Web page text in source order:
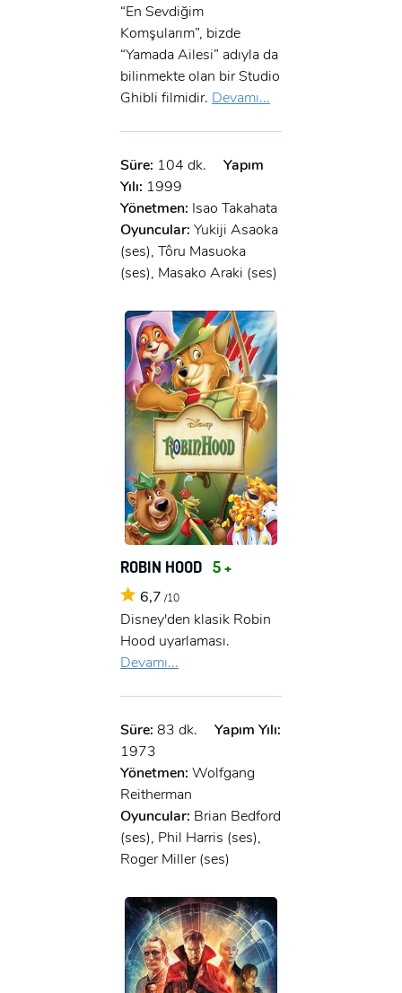
“En Sevdiğim
Komşularım”, bizde
“Yamada Ailesi” adıyla da
bilinmekte olan bir Studio
Ghibli filmidir. Devamı...
Süre: 104 dk.
Yapım
Yılı: 1999
Yönetmen: Isao Takahata
Oyuncular: Yukiji Asaoka
(ses), Tôru Masuoka
(ses), Masako Araki (ses)
ROBIN HOOD 5 +
6,7 /10
Disney'den klasik Robin
Hood uyarlaması.
Devamı...
Süre: 83 dk.
Yapım Yılı:
1973
Yönetmen: Wolfgang
Reitherman
Oyuncular: Brian Bedford
(ses), Phil Harris (ses),
Roger Miller (ses)